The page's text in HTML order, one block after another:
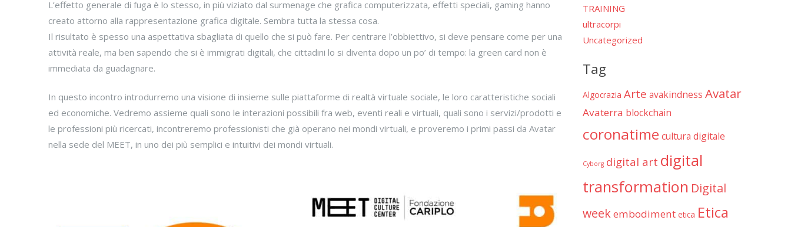
L’effetto generale di fuga è lo stesso, in più viziato dal surmenage che grafica computerizzata, effetti speciali, gaming hanno
creato attorno alla rappresentazione grafica digitale. Sembra tutta la stessa cosa.
Il risultato è spesso una aspettativa sbagliata di quello che si può fare. Per centrare l’obbiettivo, si deve pensare come per una
attività reale, ma ben sapendo che si è immigrati digitali, che cittadini lo si diventa dopo un po’ di tempo: la green card non è
immediata da guadagnare.
In questo incontro introdurremo una visione di insieme sulle piattaforme di realtà virtuale sociale, le loro caratteristiche sociali
ed economiche. Vedremo assieme quali sono le interazioni possibili fra web, eventi reali e virtuali, quali sono i servizi/prodotti e
le professioni più ricercati, incontreremo professionisti che già operano nei mondi virtuali, e proveremo i primi passi da Avatar
nella sede del MEET, in uno dei più semplici e intuitivi dei mondi virtuali.
TRAINING
ultracorpi
Uncategorized
Tag
Algocrazia Arte avakindness Avatar
Avaterra blockchain
coronatime cultura digitale
Cyborg digital art digital
transformation Digital
weekembodiment etica Etica